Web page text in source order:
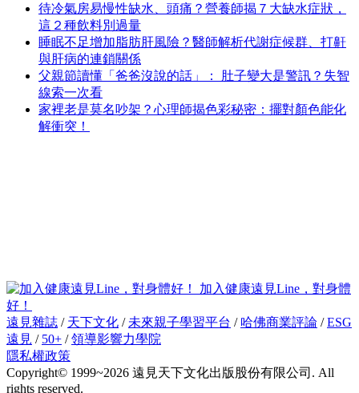
待冷氣房易慢性缺水、頭痛？營養師揭７大缺水症狀，
這２種飲料別過量
睡眠不足增加脂肪肝風險？醫師解析代謝症候群、打鼾
與肝病的連鎖關係
父親節讀懂「爸爸沒說的話」： 肚子變大是警訊？失智
線索一次看
家裡老是莫名吵架？心理師揭色彩秘密：擺對顏色能化
解衝突！
加入健康遠見Line，對身體
好！
遠見雜誌 / 天下文化 / 未來親子學習平台 / 哈佛商業評論 /ESG
遠見 / 50+ /領導影響力學院
隱私權政策
Copyright© 1999~2026 遠見天下文化出版股份有限公司. All
rights reserved.